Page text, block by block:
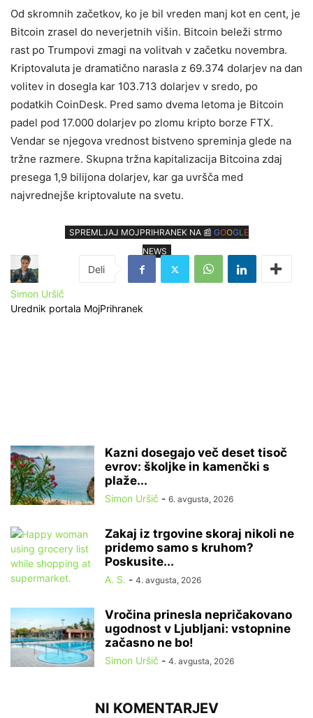
Od skromnih začetkov, ko je bil vreden manj kot en cent, je
Bitcoin zrasel do neverjetnih višin. Bitcoin beleži strmo
rast po Trumpovi zmagi na volitvah v začetku novembra.
Kriptovaluta je dramatično narasla z 69.374 dolarjev na dan
volitev in dosegla kar 103.713 dolarjev v sredo, po
podatkih CoinDesk. Pred samo dvema letoma je Bitcoin
padel pod 17.000 dolarjev po zlomu kripto borze FTX.
Vendar se njegova vrednost bistveno spreminja glede na
tržne razmere. Skupna tržna kapitalizacija Bitcoina zdaj
presega 1,9 bilijona dolarjev, kar ga uvršča med
najvrednejše kriptovalute na svetu.
SPREMLJAJ MOJPRIHRANEK NA 📰 GOOGLE
NEWS
Simon Uršič
Urednik portala MojPrihranek
Kazni dosegajo več deset tisoč
evrov: školjke in kamenčki s
plaže...
Simon Uršič - 6. avgusta, 2026
Zakaj iz trgovine skoraj nikoli ne
pridemo samo s kruhom?
Poskusite...
A. S. - 4. avgusta, 2026
Vročina prinesla nepričakovano
ugodnost v Ljubljani: vstopnine
začasno ne bo!
Simon Uršič - 4. avgusta, 2026
NI KOMENTARJEV